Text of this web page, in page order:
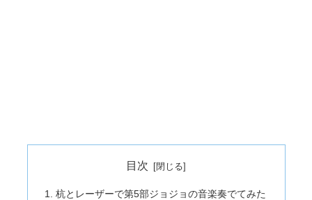
目次
杭とレーザーで第5部ジョジョの音楽奏でてみた